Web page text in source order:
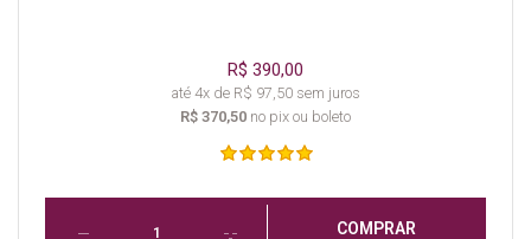
R$ 390,00
até 4x de R$ 97,50 sem juros
R$ 370,50 no pix ou boleto
COMPRAR